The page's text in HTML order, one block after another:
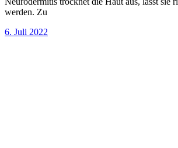
werden. Zu
6. Juli 2022